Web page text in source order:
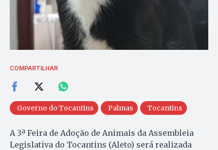
COMPARTILHAR
Governo do Tocantins Palmas Tocantins
A 3ª Feira de Adoção de Animais da Assembleia
Legislativa do Tocantins (Aleto) será realizada